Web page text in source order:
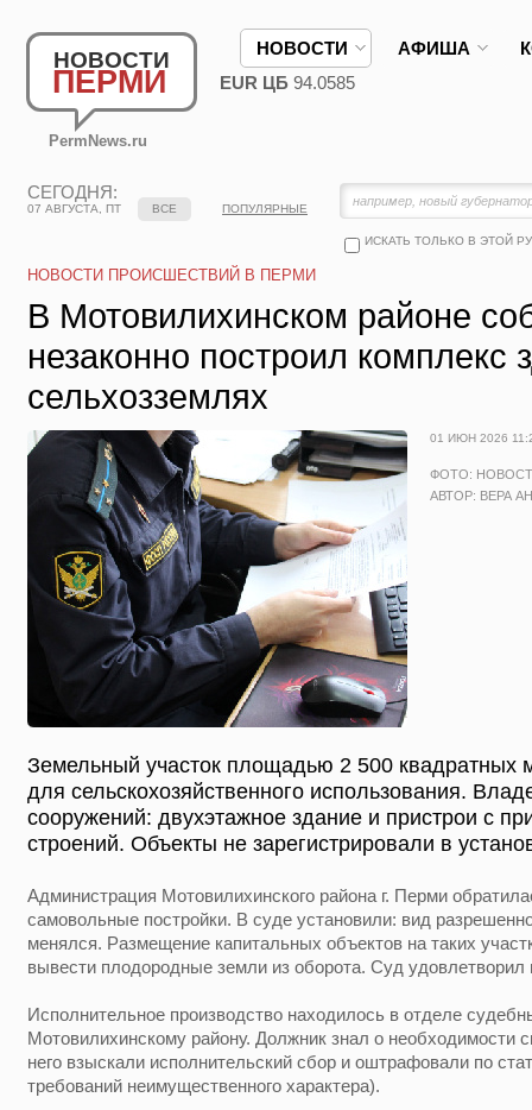
НОВОСТИ
ПЕРМИ
PermNews.ru
НОВОСТИ АФИША
EUR ЦБ 94.0585
СЕГОДНЯ:
07 АВГУСТА, ПТ
ИСКАТЬ ТОЛЬКО В ЭТОЙ
ВСЕ ПОПУЛЯРНЫЕ
НОВОСТИ ПРОИСШЕСТВИЙ В ПЕРМИ
В Мотовилихинском районе
незаконно построил комплекс
сельхозземлях
01 ИЮН 2026
ФОТО:
АВТОР: ВЕРА
Земельный участок площадью 2 500 квадратных
для сельскохозяйственного использования.
сооружений: двухэтажное здание и пристрои с
строений. Объекты не зарегистрировали в
Администрация Мотовилихинского района г. Перми
самовольные постройки. В суде установили: вид
менялся. Размещение капитальных объектов на таких
вывести плодородные земли из оборота. Суд удовлетворил
Исполнительное производство находилось в отделе
Мотовилихинскому району. Должник знал о необходимости
него взыскали исполнительский сбор и оштрафовали по
требований неимущественного характера).